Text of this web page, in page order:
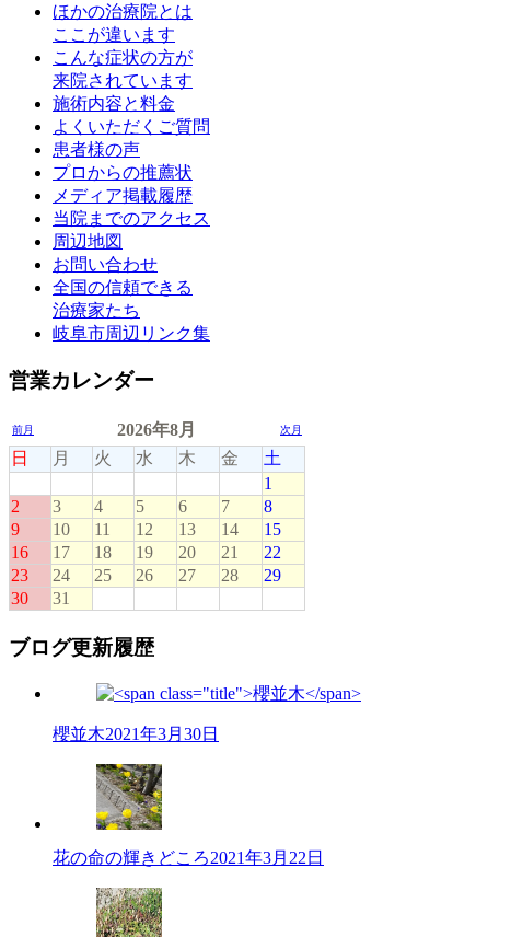
ほかの治療院とは
ここが違います
こんな症状の方が
来院されています
施術内容と料金
よくいただくご質問
患者様の声
プロからの推薦状
メディア掲載履歴
当院までのアクセス
周辺地図
お問い合わせ
全国の信頼できる
治療家たち
岐阜市周辺リンク集
営業カレンダー
ブログ更新履歴
櫻並木2021年3月30日
花の命の輝きどころ2021年3月22日